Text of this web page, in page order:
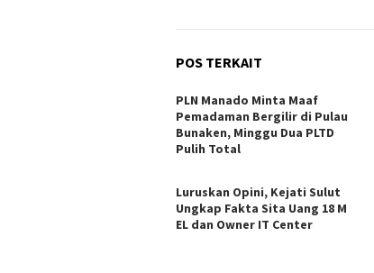
POS TERKAIT
PLN Manado Minta Maaf
Pemadaman Bergilir di Pulau
Bunaken, Minggu Dua PLTD
Pulih Total
Luruskan Opini, Kejati Sulut
Ungkap Fakta Sita Uang 18 M
EL dan Owner IT Center